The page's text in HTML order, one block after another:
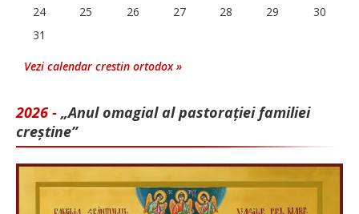
24
25 26 27 28 29
30
31
Vezi calendar crestin ortodox »
2026 - „Anul omagial al pastorației familiei
creștine”